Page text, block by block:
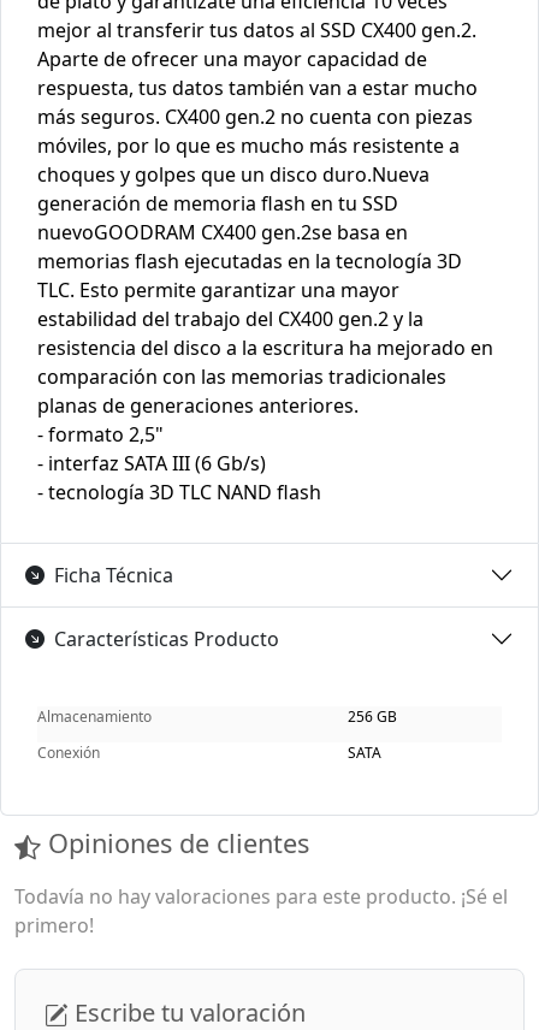
mejor al transferir tus datos al SSD CX400 gen.2.
Aparte de ofrecer una mayor capacidad de
respuesta, tus datos también van a estar mucho
más seguros. CX400 gen.2 no cuenta con piezas
móviles, por lo que es mucho más resistente a
choques y golpes que un disco duro.Nueva
generación de memoria flash en tu SSD
nuevoGOODRAM CX400 gen.2se basa en
memorias flash ejecutadas en la tecnología 3D
TLC. Esto permite garantizar una mayor
estabilidad del trabajo del CX400 gen.2 y la
resistencia del disco a la escritura ha mejorado en
comparación con las memorias tradicionales
planas de generaciones anteriores.
- formato 2,5"
- interfaz SATA III (6 Gb/s)
- tecnología 3D TLC NAND flash
Ficha Técnica
Características Producto
Almacenamiento
256 GB
Conexión
SATA
Opiniones de clientes
Todavía no hay valoraciones para este producto. ¡Sé el
primero!
Escribe tu valoración